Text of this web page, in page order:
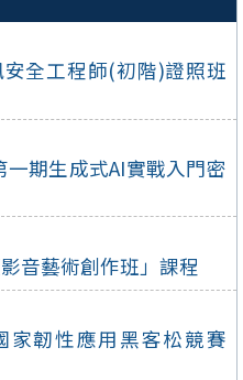
全工程師(初階)證照班
期生成式AI實戰入門密
音藝術創作班」課程
家韌性應用黑客松競賽